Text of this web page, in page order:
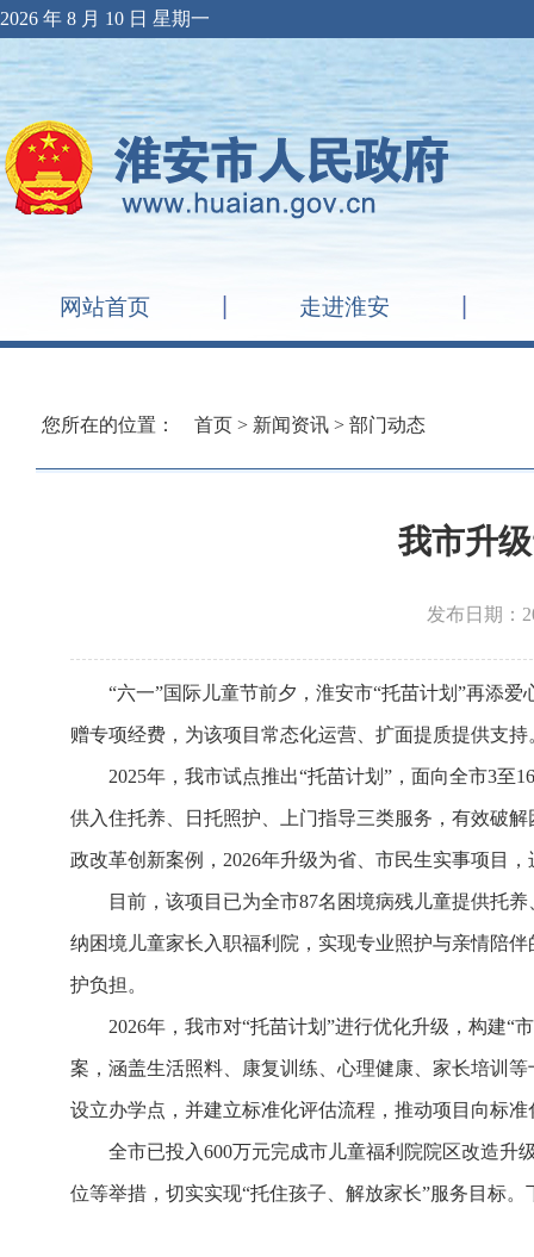
2026 年 8 月 10 日 星期一
网站首页 走进淮安
您所在的位置： 首页 > 新闻资讯 > 部门动态
我市升
发布日期：
“六一”国际儿童节前夕，淮安市“托苗计划”再添
赠专项经费，为该项目常态化运营、扩面提质提供支持
2025年，我市试点推出“托苗计划”，面向全市3至
供入住托养、日托照护、上门指导三类服务，有效破
政改革创新案例，2026年升级为省、市民生实事项目
目前，该项目已为全市87名困境病残儿童提供托
纳困境儿童家长入职福利院，实现专业照护与亲情陪
护负担。
2026年，我市对“托苗计划”进行优化升级，构建“
案，涵盖生活照料、康复训练、心理健康、家长培训
设立办学点，并建立标准化评估流程，推动项目向标
全市已投入600万元完成市儿童福利院院区改造升
位等举措，切实实现“托住孩子、解放家长”服务目标